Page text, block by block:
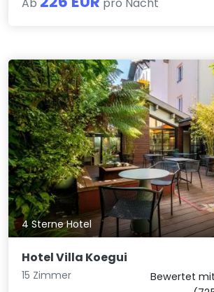
Ab pro Nacht
4 Sterne Hotel
Hotel Villa Koegui
15 Zimmer
Bewertet